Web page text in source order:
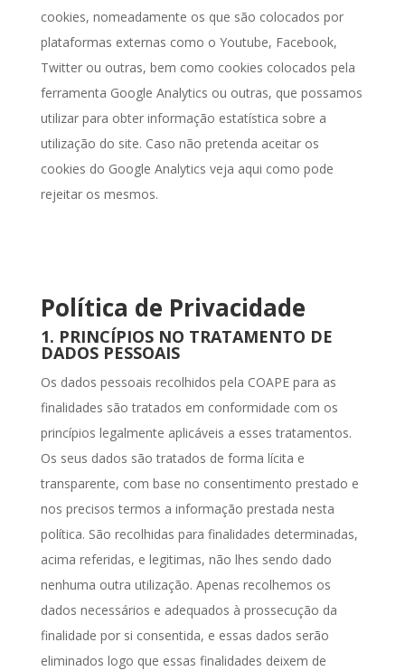
cookies, nomeadamente os que são colocados por
plataformas externas como o Youtube, Facebook,
Twitter ou outras, bem como cookies colocados pela
ferramenta Google Analytics ou outras, que possamos
utilizar para obter informação estatística sobre a
utilização do site. Caso não pretenda aceitar os
cookies do Google Analytics veja aqui como pode
rejeitar os mesmos.
Política de Privacidade
1. PRINCÍPIOS NO TRATAMENTO DE
DADOS PESSOAIS
Os dados pessoais recolhidos pela COAPE para as
finalidades são tratados em conformidade com os
princípios legalmente aplicáveis a esses tratamentos.
Os seus dados são tratados de forma lícita e
transparente, com base no consentimento prestado e
nos precisos termos a informação prestada nesta
política. São recolhidas para finalidades determinadas,
acima referidas, e legitimas, não lhes sendo dado
nenhuma outra utilização. Apenas recolhemos os
dados necessários e adequados à prossecução da
finalidade por si consentida, e essas dados serão
eliminados logo que essas finalidades deixem de